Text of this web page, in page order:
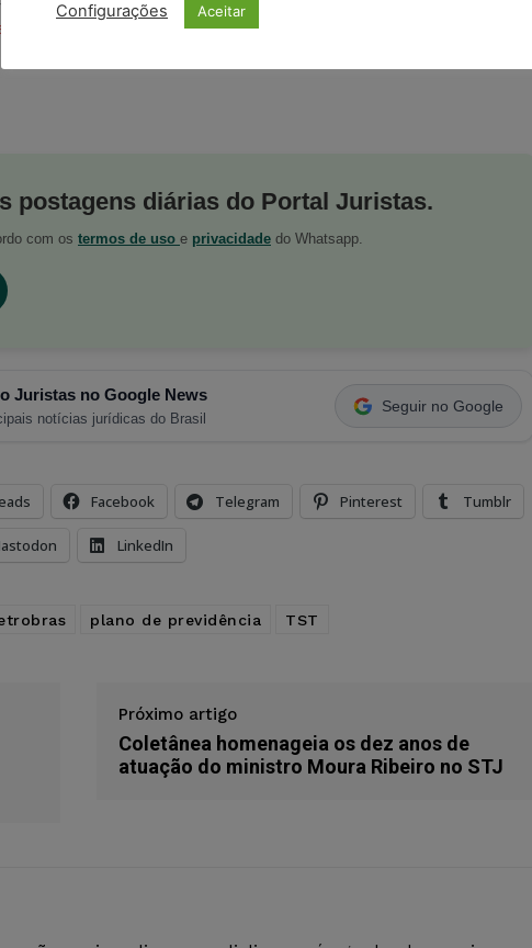
Instagram,Telegram
postagens diárias do Portal Juristas.
com os termos de uso e privacidade do Whatsapp.
Juristas no Google News
notícias jurídicas do Brasil
Seguir no Google
Facebook Telegram Pinterest Tumblr
LinkedIn
plano de previdência TST
Próximo artigo
Coletânea homenageia os dez anos de
atuação do ministro Moura Ribeiro no STJ
Configurações Aceitar